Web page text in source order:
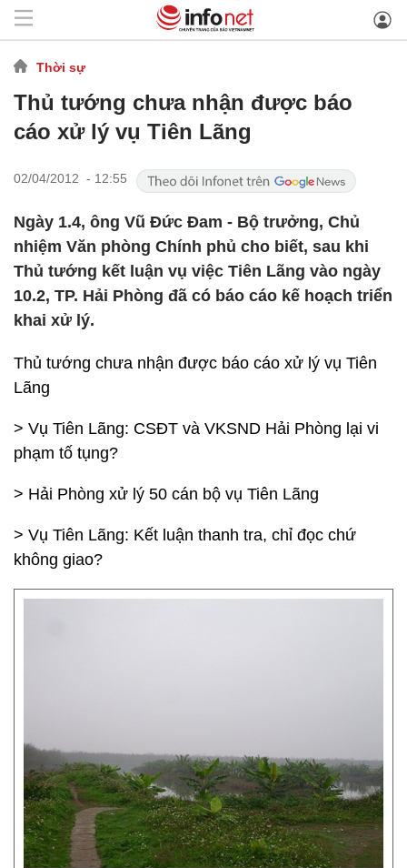
Thời sự
Thủ tướng chưa nhận được báo
cáo xử lý vụ Tiên Lãng
02/04/2012 - 12:55
Ngày 1.4, ông Vũ Đức Đam - Bộ trưởng, Chủ
nhiệm Văn phòng Chính phủ cho biết, sau khi
Thủ tướng kết luận vụ việc Tiên Lãng vào ngày
10.2, TP. Hải Phòng đã có báo cáo kế hoạch triển
khai xử lý.
Thủ tướng chưa nhận được báo cáo xử lý vụ Tiên
Lãng
> Vụ Tiên Lãng: CSĐT và VKSND Hải Phòng lại vi
phạm tố tụng?
> Hải Phòng xử lý 50 cán bộ vụ Tiên Lãng
> Vụ Tiên Lãng: Kết luận thanh tra, chỉ đọc chứ
không giao?